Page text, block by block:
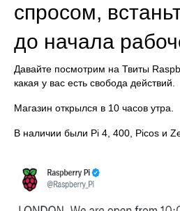
спросом,
до начала
Давайте посмотрим на Твиты
какая у вас есть свобода действий.
Магазин открылся в 10 часов утра.
В наличии были Pi 4, 400, Picos и